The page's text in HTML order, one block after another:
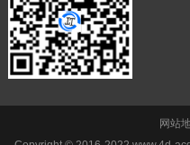
网站